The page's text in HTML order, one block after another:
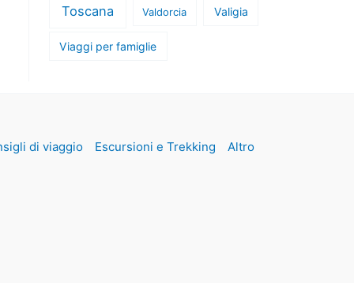
Toscana Valdorcia Valigia
Viaggi per famiglie
di viaggio Escursioni e Trekking Altro